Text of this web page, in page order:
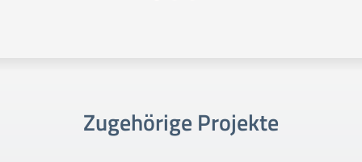
Zugehörige Projekte